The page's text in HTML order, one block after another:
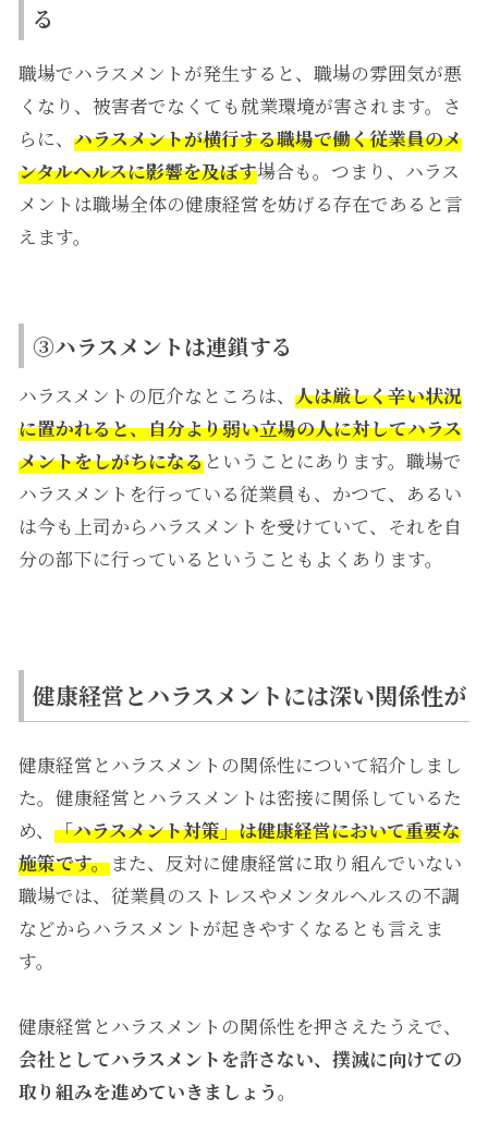
る
職場でハラスメントが発生すると、職場の雰囲気が悪
くなり、被害者でなくても就業環境が害されます。さ
らに、 ハラスメントが横行する職場で働く従業員のメ
ンタルヘルスに影響を及ぼす場合も。つまり、ハラス
メントは職場全体の健康経営を妨げる存在であると言
えます。
③ハラスメントは連鎖する
ハラスメントの厄介なところは、 人は厳しく辛い状況
に置かれると、自分より弱い立場の人に対してハラス
メントをしがちになるということにあります。職場で
ハラスメントを行っている従業員も、かつて、あるい
は今も上司からハラスメントを受けていて、それを自
分の部下に行っているということもよくあります。
健康経営とハラスメントには深い関係性が
健康経営とハラスメントの関係性について紹介しまし
た。健康経営とハラスメントは密接に関係しているた
め、 「ハラスメント対策」は健康経営において重要な
施策です。また、反対に健康経営に取り組んでいない
職場では、従業員のストレスやメンタルヘルスの不調
などからハラスメントが起きやすくなるとも言えま
す。
健康経営とハラスメントの関係性を押さえたうえで、
会社としてハラスメントを許さない、撲滅に向けての
取り組みを進めていきましょう。